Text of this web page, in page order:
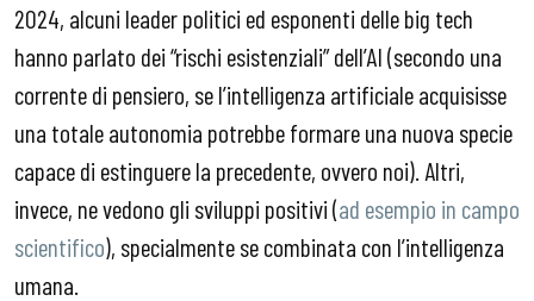
2024, alcuni leader politici ed esponenti delle big tech
hanno parlato dei “rischi esistenziali” dell’AI (secondo una
corrente di pensiero, se l’intelligenza artificiale acquisisse
una totale autonomia potrebbe formare una nuova specie
capace di estinguere la precedente, ovvero noi). Altri,
invece, ne vedono gli sviluppi positivi (ad esempio in campo
scientifico), specialmente se combinata con l’intelligenza
umana.